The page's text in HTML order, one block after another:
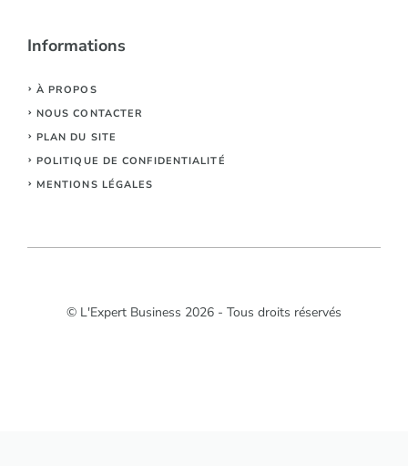
Informations
À PROPOS
NOUS CONTACTER
PLAN DU SITE
POLITIQUE DE CONFIDENTIALITÉ
MENTIONS LÉGALES
© L'Expert Business 2026 - Tous droits réservés